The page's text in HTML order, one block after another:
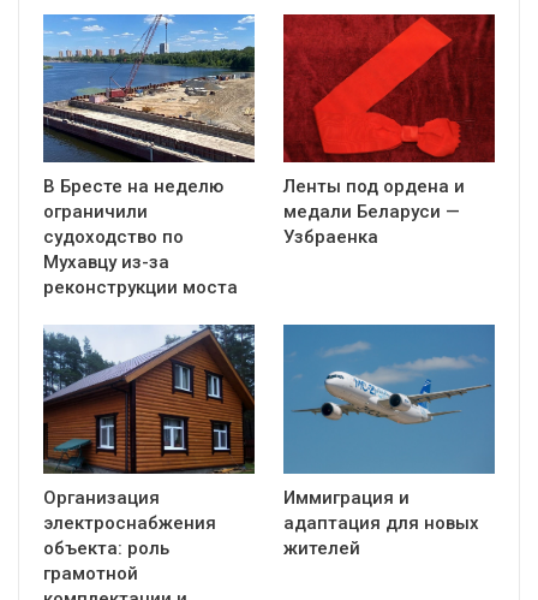
В Бресте на неделю
ограничили
судоходство по
Мухавцу из-за
реконструкции моста
Ленты под ордена и
медали Беларуси —
Узбраенка
Организация
электроснабжения
объекта: роль
грамотной
Иммиграция и
адаптация для новых
жителей